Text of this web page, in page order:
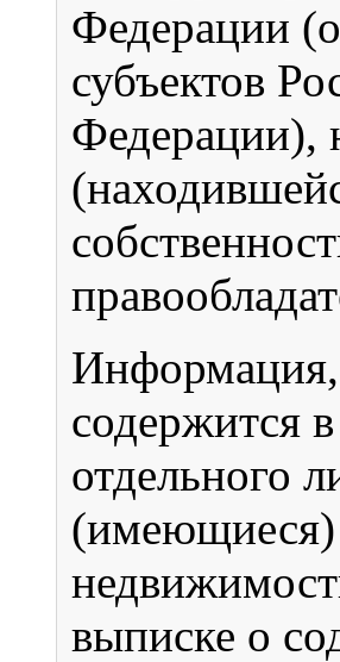
Федерации
субъектов
Федерации),
Информация,
содержится
отдельного
(имеющиеся)
выписке о